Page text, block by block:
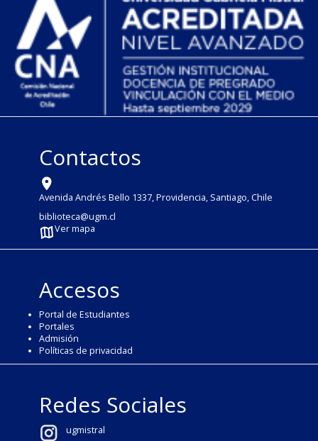
Contactos
Avenida Andrés Bello 1337, Providencia, Santiago, Chile
biblioteca@ugm.cl
Ver mapa
Accesos
Portal de Estudiantes
Portales
Admisión
Políticas de privacidad
Redes Sociales
ugmistral